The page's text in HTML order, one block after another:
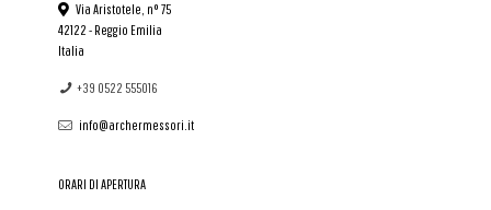
Via Aristotele, n° 75
42122 - Reggio Emilia
Italia
+39 0522 555016
info@archermessori.it
ORARI DI APERTURA